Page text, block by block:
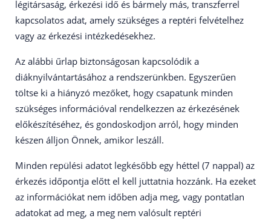
légitársaság, érkezési idő és bármely más, transzferrel
kapcsolatos adat, amely szükséges a reptéri felvételhez
vagy az érkezési intézkedésekhez.
Az alábbi űrlap biztonságosan kapcsolódik a
diáknyilvántartásához a rendszerünkben. Egyszerűen
töltse ki a hiányzó mezőket, hogy csapatunk minden
szükséges információval rendelkezzen az érkezésének
előkészítéséhez, és gondoskodjon arról, hogy minden
készen álljon Önnek, amikor leszáll.
Minden repülési adatot legkésőbb egy héttel (7 nappal) az
érkezés időpontja előtt el kell juttatnia hozzánk. Ha ezeket
az információkat nem időben adja meg, vagy pontatlan
adatokat ad meg, a meg nem valósult reptéri